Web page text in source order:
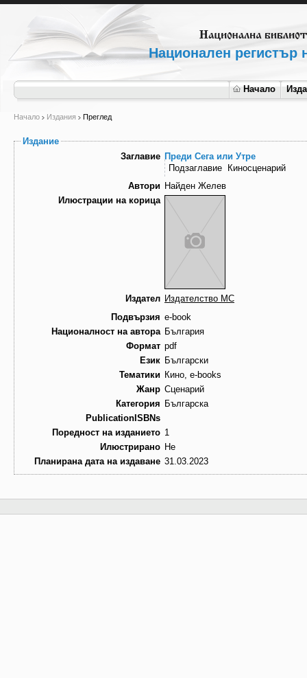
Национален регистър
Начало
Начало Издания Преглед
Издание
Заглавие Преди Сега или Утре
Подзаглавие
Киносценарий
Автори Найден Желев
Илюстрации на корица
Издател Издателство МС
Подвързия e-book
Националност на автора България
Формат pdf
Език Български
Тематики Кино, e-books
Жанр Сценарий
Категория Българска
PublicationISBNs
Поредност на изданието 1
Илюстрирано Не
Планирана дата на издаване 31.03.2023